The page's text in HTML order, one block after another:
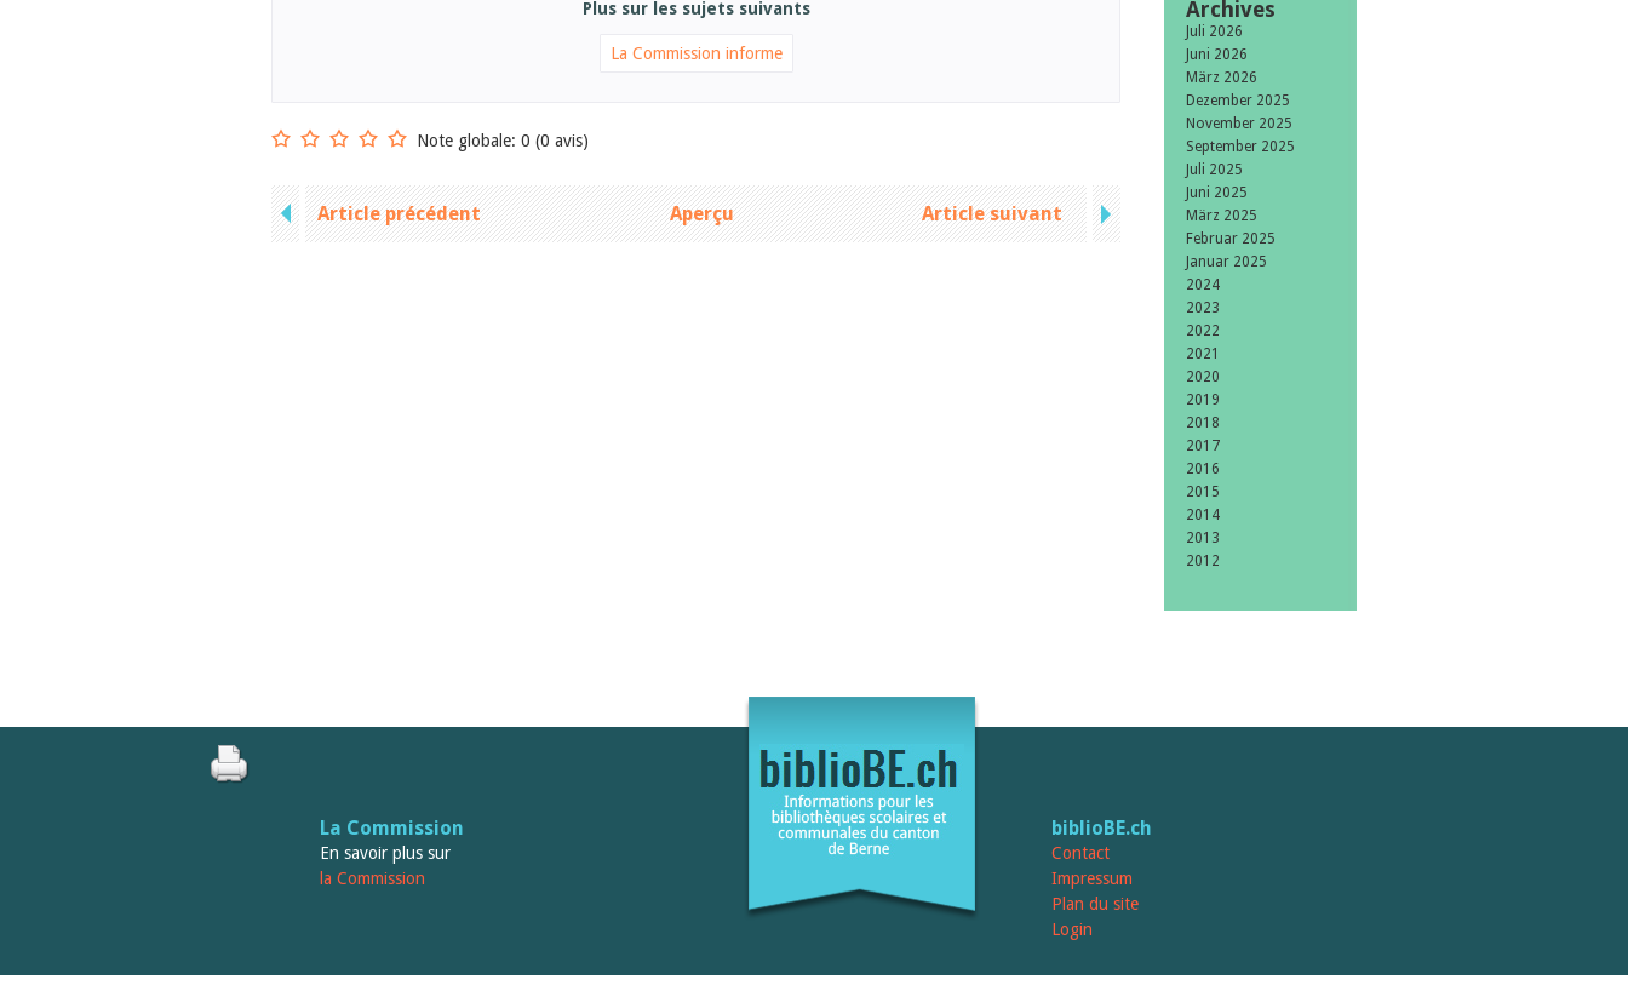
Plus sur les sujets suivants
La Commission informe
Note globale: 0 (0 avis)
Article précédent Aperçu Article suivant
Archives
Juli 2026
Juni 2026
März 2026
Dezember 2025
November 2025
September 2025
Juli 2025
Juni 2025
März 2025
Februar 2025
Januar 2025
2024
2023
2022
2021
2020
2019
2018
2017
2016
2015
2014
2013
2012
La Commission
En savoir plus sur
la Commission
biblioBE.ch
Contact
Impressum
Plan du site
Login